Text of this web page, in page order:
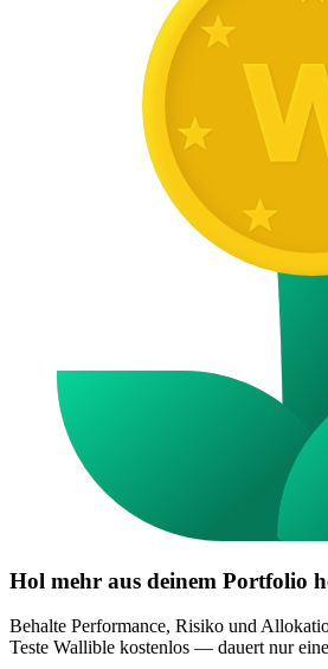
Hol mehr aus deinem Portfolio
Behalte Performance, Risiko und
Teste Wallible kostenlos — dauert nur